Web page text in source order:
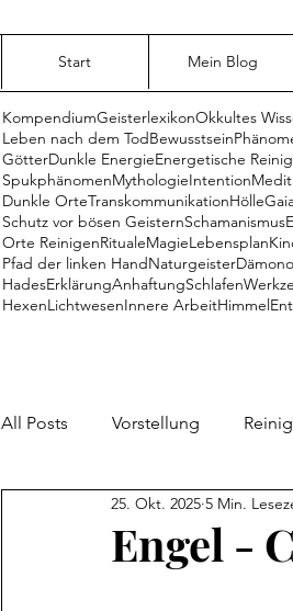
Start Mein Blog
KompendiumGeisterlexikonOkkultes
Leben nach dem TodBewusstsein
GötterDunkle EnergieEnergetische
SpukphänomenMythologieIntention
Dunkle OrteTranskommunikationHölle
Schutz vor bösen GeisternSchamanismus
Orte ReinigenRitualeMagieLebensplan
Pfad der linken HandNaturgeister
HadesErklärungAnhaftungSchlafen
HexenLichtwesenInnere ArbeitHimmel
All Posts Vorstellung
Dämonen
Engel -
25. Okt. 2025 5 Min.